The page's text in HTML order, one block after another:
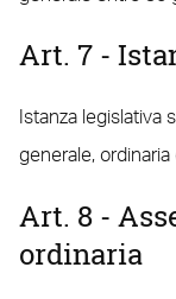
Art. 7 -
Istanza legislativa
generale,
Art. 8 -
ordinaria